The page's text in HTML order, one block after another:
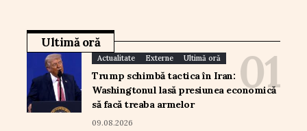
Ultimă oră
Actualitate Externe Ultimă oră
Trump schimbă tactica în Iran:
Washingtonul lasă presiunea economică
să facă treaba armelor
09.08.2026